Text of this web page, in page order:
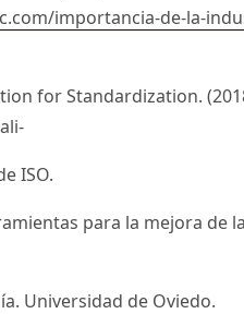
importancia-de-la-
for Standardization.
ISO.
para la mejora de
Universidad de Oviedo.